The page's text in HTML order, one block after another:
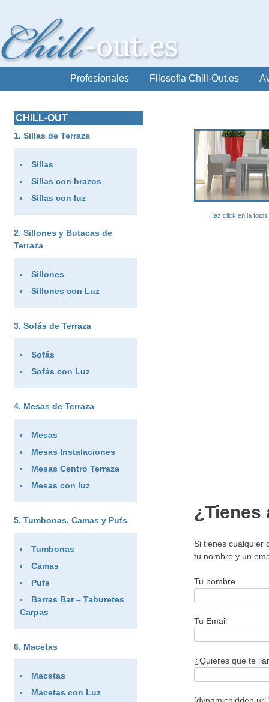
Profesionales Filosofía Chill-Out.es
Haz click en la
¿Tienes
Si tienes cualquier
tu nombre y un
Tu nombre
Tu Email
¿Quieres que te
CHILL-OUT
Sillas de Terraza
Sillas
Sillas con brazos
Sillas con luz
Sillones y Butacas de
Terraza
Sillones
Sillones con Luz
Sofás de Terraza
Sofás
Sofás con Luz
Mesas de Terraza
Mesas
Mesas Instalaciones
Mesas Centro Terraza
Mesas con luz
Tumbonas, Camas y Pufs
Tumbonas
Camas
Pufs
Barras Bar – Taburetes
Carpas
Macetas
Macetas
Macetas con Luz